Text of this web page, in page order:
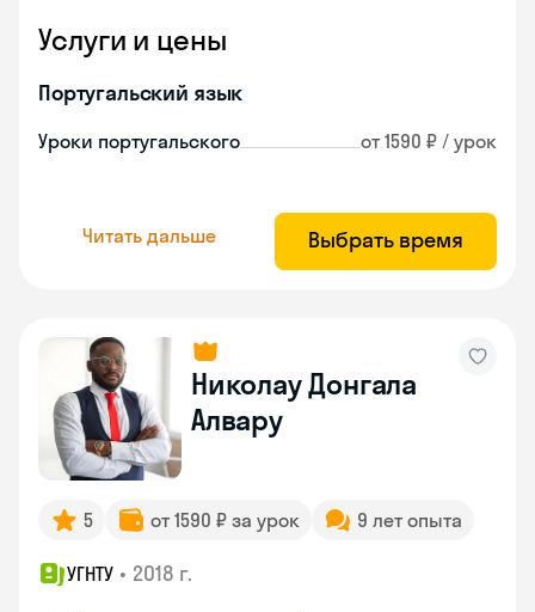
Услуги и цены
Португальский язык
Уроки португальского от 1590 ₽ / урок
Читать дальше Выбрать время
Николау Донгала
Алвару
5 от 1590 ₽ за урок 9 лет опыта
УГНТУ • 2018 г.